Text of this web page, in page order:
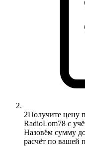
2Получите цену
RadioLom78 с
Назовём сумму
расчёт по вашей